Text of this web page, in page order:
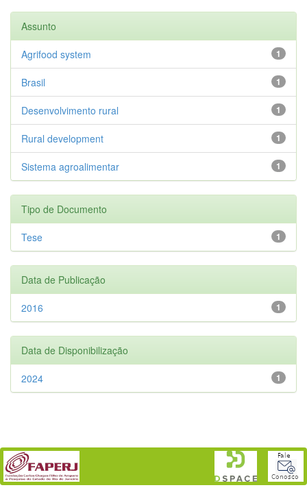
Assunto
1
Agrifood system
1
Brasil
1
Desenvolvimento rural
1
Rural development
1
Sistema agroalimentar
Tipo de Documento
1
Tese
Data de Publicação
1
2016
Data de Disponibilização
1
2024